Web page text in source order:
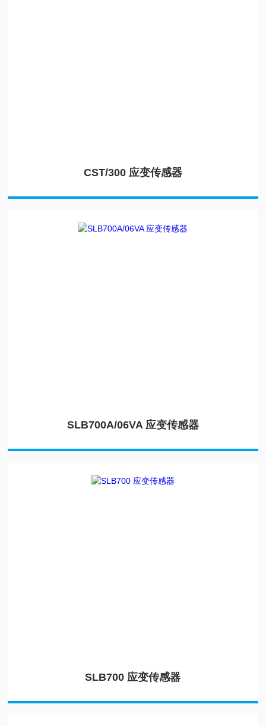
CST/300 应变传感器
SLB700A/06VA 应变传感器
SLB700 应变传感器